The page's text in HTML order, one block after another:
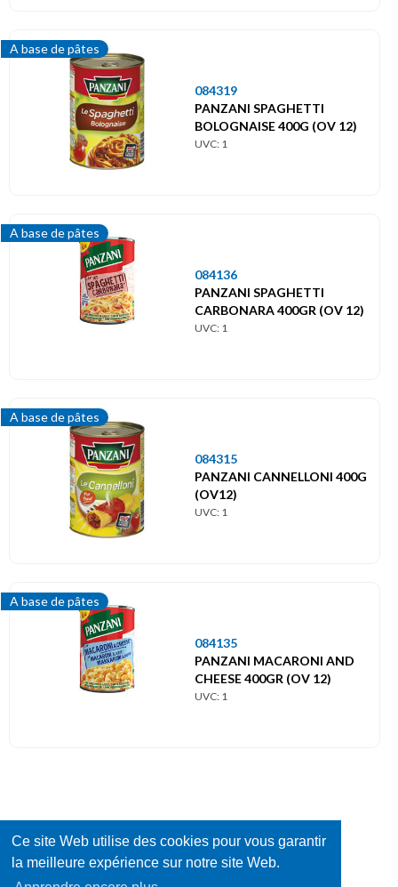
Ce site Web utilise des cookies pour vous garantir
la meilleure expérience sur notre site Web.
A base de pâtes
084319
PANZANI SPAGHETTI
BOLOGNAISE 400G (OV 12)
UVC: 1
A base de pâtes
084136
PANZANI SPAGHETTI
CARBONARA 400GR (OV 12)
UVC: 1
A base de pâtes
084315
PANZANI CANNELLONI 400G
(OV12)
UVC: 1
A base de pâtes
084135
PANZANI MACARONI AND
CHEESE 400GR (OV 12)
UVC: 1